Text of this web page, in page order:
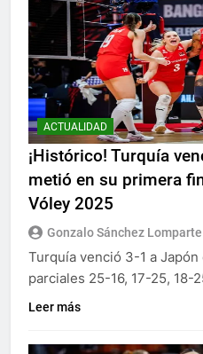
ACTUALIDAD
¡Histórico! Turquía
metió en su primera
Vóley 2025
Gonzalo Sánchez Lomparte
Turquía venció 3-1 a
parciales 25-16, 17-25, 18-
Leer más